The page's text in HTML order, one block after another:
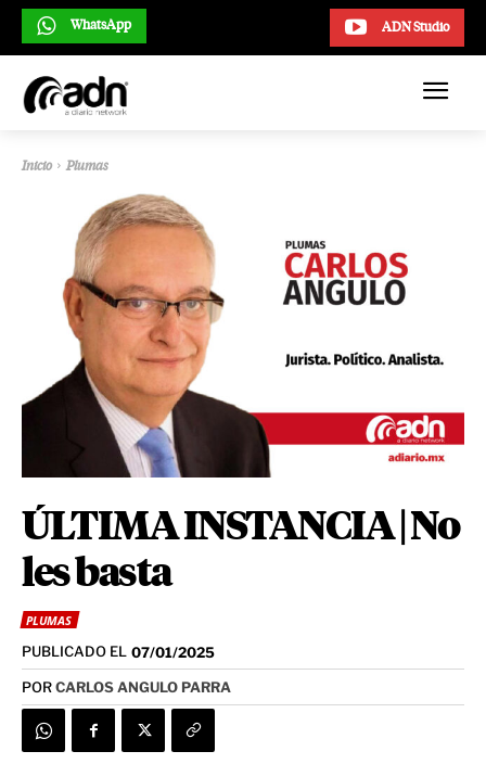
ADN Studio
WhatsApp
Inicio Plumas
ÚLTIMA INSTANCIA | No
les basta
PLUMAS
PUBLICADO EL 07/01/2025
PORCARLOS ANGULO PARRA